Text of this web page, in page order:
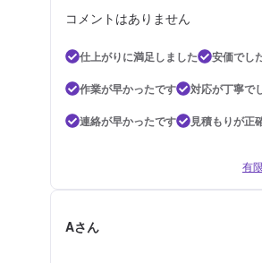
コメントはありません
仕上がりに満足しました
安価でし
作業が早かったです
対応が丁寧で
連絡が早かったです
見積もりが正
有
Aさん